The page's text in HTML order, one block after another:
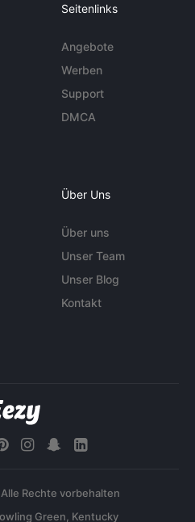
Seitenlinks
Angebote
Werben
Support
DMCA
Über Uns
Über uns
Unser Team
Unser Blog
Kontakt
Rechte vorbehalten